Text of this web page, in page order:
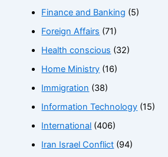
Finance and Banking (5)
Foreign Affairs (71)
Health conscious (32)
Home Ministry (16)
Immigration (38)
Information Technology (15)
International (406)
Iran Israel Conflict (94)